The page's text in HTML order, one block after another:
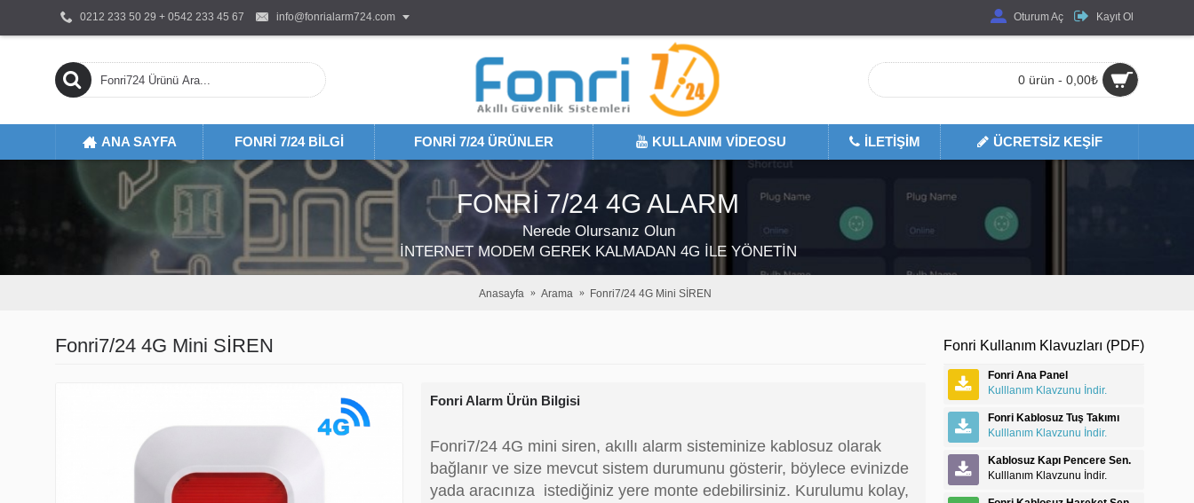
0212 233 50 29 + 0542 233 45 67 info@fonrialarm724.com Oturum Aç Kayıt Ol
0 ürün - 0,00₺
ANA SAYFA FONRI 7/24 BILGI FONRI 7/24 ÜRÜNLER KULLANIM VIDEOSU İLETIŞIM ÜCRETSIZ KEŞIF
FONRI 7/24 AX-PRO ULTRA SISTEMLER
Anasayfa Arama Fonri7/24 4G Mini SİREN
Fonri Kullanım Klavuzları (PDF)
Fonri Ana Panel
Kulllanım Klavzunu İndir.
Fonri Kablosuz Tuş Takımı
Kulllanım Klavzunu İndir.
Kablosuz Kapı Pencere Sen.
Kulllanım Klavzunu İndir.
Fonri7/24 4G Mini SİREN
Fonri Alarm Ürün Bilgisi
Fonri7/24 4G mini siren, akıllı alarm sisteminize kablosuz olarak
bağlanır ve size mevcut sistem durumunu gösterir, böylece evinizde
yada aracınıza istediğiniz yere monte edebilirsiniz. Kurulumu kolay,